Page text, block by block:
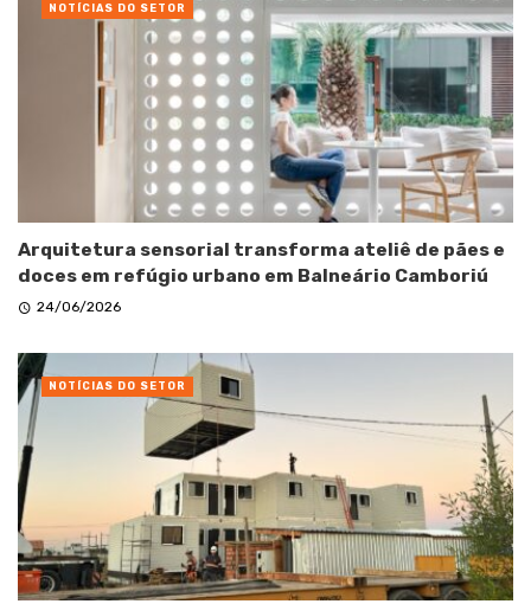
Arquitetura sensorial transforma ateliê de pães e
doces em refúgio urbano em Balneário Camboriú
24/06/2026
NOTÍCIAS DO SETOR
NOTÍCIAS DO SETOR